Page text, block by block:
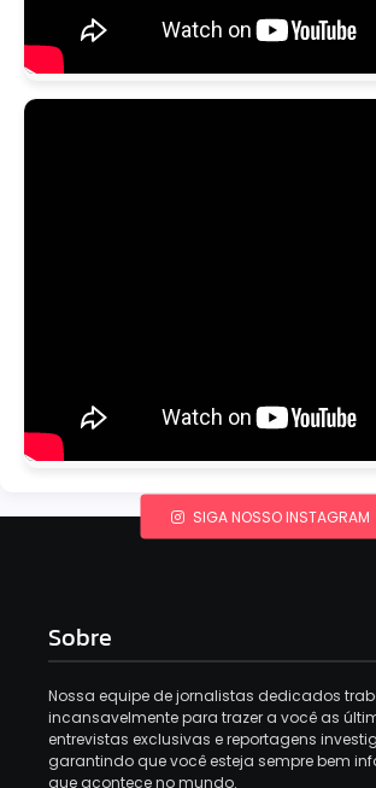
SIGA NOSSO INSTAGRAM
Sobre
Nossa equipe de jornalistas dedicados
incansavelmente para trazer a você as
entrevistas exclusivas e reportagens
garantindo que você esteja sempre bem
que acontece no mundo.